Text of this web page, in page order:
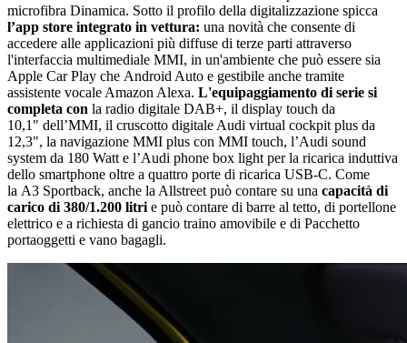
microfibra Dinamica. Sotto il profilo della digitalizzazione spicca
l’app store integrato in vettura: una novità che consente di
accedere alle applicazioni più diffuse di terze parti attraverso
l'interfaccia multimediale MMI, in un'ambiente che può essere sia
Apple Car Play che Android Auto e gestibile anche tramite
assistente vocale Amazon Alexa. L'equipaggiamento di serie si
completa con la radio digitale DAB+, il display touch da
10,1" dell’MMI, il cruscotto digitale Audi virtual cockpit plus da
12,3", la navigazione MMI plus con MMI touch, l’Audi sound
system da 180 Watt e l’Audi phone box light per la ricarica induttiva
dello smartphone oltre a quattro porte di ricarica USB-C. Come
la A3 Sportback, anche la Allstreet può contare su una capacità di
carico di 380/1.200 litri e può contare di barre al tetto, di portellone
elettrico e a richiesta di gancio traino amovibile e di Pacchetto
portaoggetti e vano bagagli.